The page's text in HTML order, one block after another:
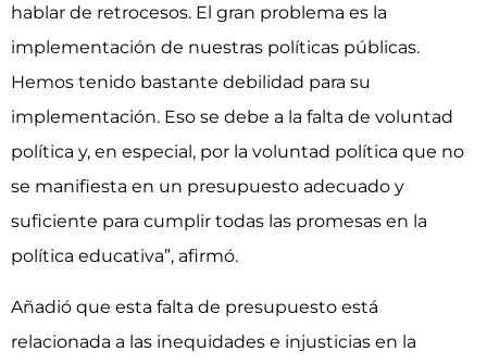
hablar de retrocesos. El gran problema es la
implementación de nuestras políticas públicas.
Hemos tenido bastante debilidad para su
implementación. Eso se debe a la falta de voluntad
política y, en especial, por la voluntad política que no
se manifiesta en un presupuesto adecuado y
suficiente para cumplir todas las promesas en la
política educativa”, afirmó.
Añadió que esta falta de presupuesto está
relacionada a las inequidades e injusticias en la